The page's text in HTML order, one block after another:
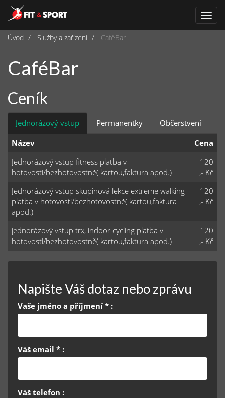
Úvod Služby a zařízení CaféBar
CaféBar
Ceník
Jednorázový vstup Permanentky
Občerstvení
Název
Cena
Jednorázový vstup fitness platba v
hotovosti/bezhotovostně( kartou,faktura apod.)
120
,- Kč
Jednorázový vstup skupinová lekce extreme walking
platba v hotovosti/bezhotovostně( kartou,faktura
apod.)
120
,- Kč
jednorázový vstup trx, indoor cycling platba v
hotovosti/bezhotovostně( kartou,faktura apod.)
120
,- Kč
Napište Váš dotaz nebo zprávu
Vaše jméno a příjmení * :
Váš email * :
Váš telefon :